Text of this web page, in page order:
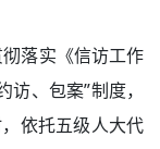
落实《信访工作
、包案”制度，
依托五级人大代